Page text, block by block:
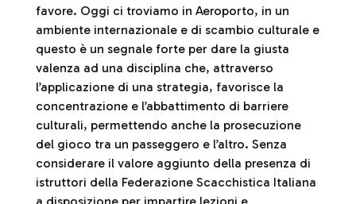
favore. Oggi ci troviamo in Aeroporto, in un
ambiente internazionale e di scambio culturale e
questo è un segnale forte per dare la giusta
valenza ad una disciplina che, attraverso
l’applicazione di una strategia, favorisce la
concentrazione e l’abbattimento di barriere
culturali, permettendo anche la prosecuzione
del gioco tra un passeggero e l’altro. Senza
considerare il valore aggiunto della presenza di
istruttori della Federazione Scacchistica Italiana